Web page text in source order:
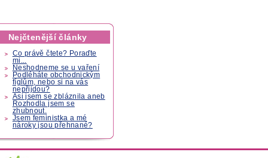
Nejčtenější články
Co právě čtete? Poraďte
mi...
Neshodneme se u vaření
Podléháte obchodnickým
fíglům, nebo si na vás
nepřijdou?
Asi jsem se zbláznila aneb
Rozhodla jsem se
zhubnout.
Jsem feministka a mé
nároky jsou přehnané?